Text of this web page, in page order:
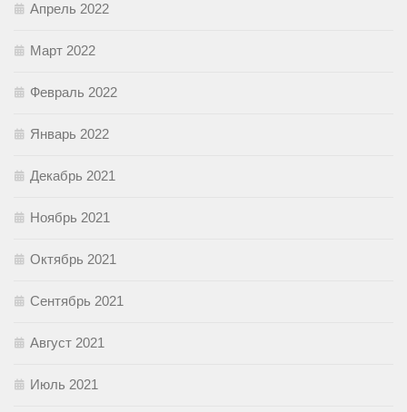
Апрель 2022
Март 2022
Февраль 2022
Январь 2022
Декабрь 2021
Ноябрь 2021
Октябрь 2021
Сентябрь 2021
Август 2021
Июль 2021